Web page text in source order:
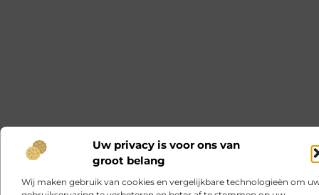
Uw privacy is voor ons van
groot belang
Wij maken gebruik van cookies en vergelijkbare technologieën om